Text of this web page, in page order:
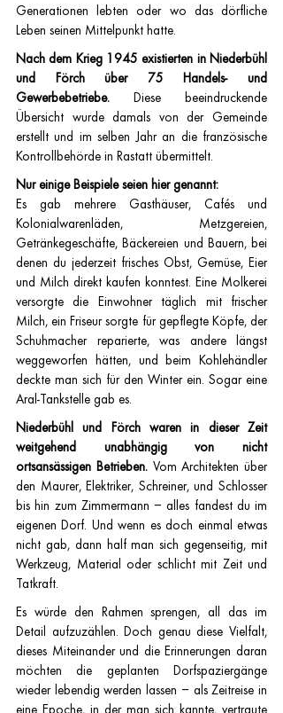
Generationen lebten oder wo das dörfliche
Leben seinen Mittelpunkt hatte.
Nach dem Krieg 1945 existierten in Niederbühl
und Förch über 75 Handels- und
Gewerbebetriebe. Diese beeindruckende
Übersicht wurde damals von der Gemeinde
erstellt und im selben Jahr an die französische
Kontrollbehörde in Rastatt übermittelt.
Nur einige Beispiele seien hier genannt:
Es gab mehrere Gasthäuser, Cafés und
Kolonialwarenläden, Metzgereien,
Getränkegeschäfte, Bäckereien und Bauern, bei
denen du jederzeit frisches Obst, Gemüse, Eier
und Milch direkt kaufen konntest. Eine Molkerei
versorgte die Einwohner täglich mit frischer
Milch, ein Friseur sorgte für gepflegte Köpfe, der
Schuhmacher reparierte, was andere längst
weggeworfen hätten, und beim Kohlehändler
deckte man sich für den Winter ein. Sogar eine
Aral-Tankstelle gab es.
Niederbühl und Förch waren in dieser Zeit
weitgehend unabhängig von nicht
ortsansässigen Betrieben. Vom Architekten über
den Maurer, Elektriker, Schreiner, und Schlosser
bis hin zum Zimmermann – alles fandest du im
eigenen Dorf. Und wenn es doch einmal etwas
nicht gab, dann half man sich gegenseitig, mit
Werkzeug, Material oder schlicht mit Zeit und
Tatkraft.
Es würde den Rahmen sprengen, all das im
Detail aufzuzählen. Doch genau diese Vielfalt,
dieses Miteinander und die Erinnerungen daran
möchten die geplanten Dorfspaziergänge
wieder lebendig werden lassen – als Zeitreise in
eine Epoche, in der man sich kannte, vertraute